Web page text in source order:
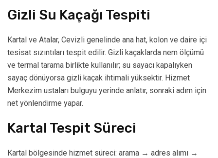
Gizli Su Kaçağı Tespiti
Kartal ve Atalar, Cevizli genelinde ana hat, kolon ve daire içi
tesisat sızıntıları tespit edilir. Gizli kaçaklarda nem ölçümü
ve termal tarama birlikte kullanılır; su sayacı kapalıyken
sayaç dönüyorsa gizli kaçak ihtimali yüksektir. Hizmet
Merkezim ustaları bulguyu yerinde anlatır, sonraki adım için
net yönlendirme yapar.
Kartal Tespit Süreci
Kartal bölgesinde hizmet süreci: arama → adres alımı →